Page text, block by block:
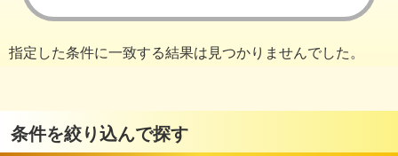
指定した条件に一致する結果は見つかりませんでした。
条件を絞り込んで探す